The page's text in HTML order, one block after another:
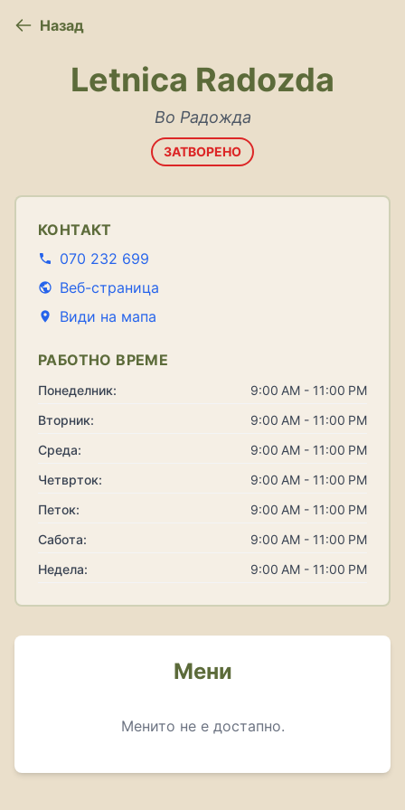
Назад
Letnica Radozda
Во Радожда
ЗАТВОРЕНО
КОНТАКТ
070 232 699
Веб-страница
Види на мапа
РАБОТНО ВРЕМЕ
Понеделник:
9:00 AM - 11:00 PM
Вторник:
9:00 AM - 11:00 PM
Среда:
9:00 AM - 11:00 PM
Четврток:
9:00 AM - 11:00 PM
Петок:
9:00 AM - 11:00 PM
Сабота:
9:00 AM - 11:00 PM
Недела:
9:00 AM - 11:00 PM
Мени
Менито не е достапно.